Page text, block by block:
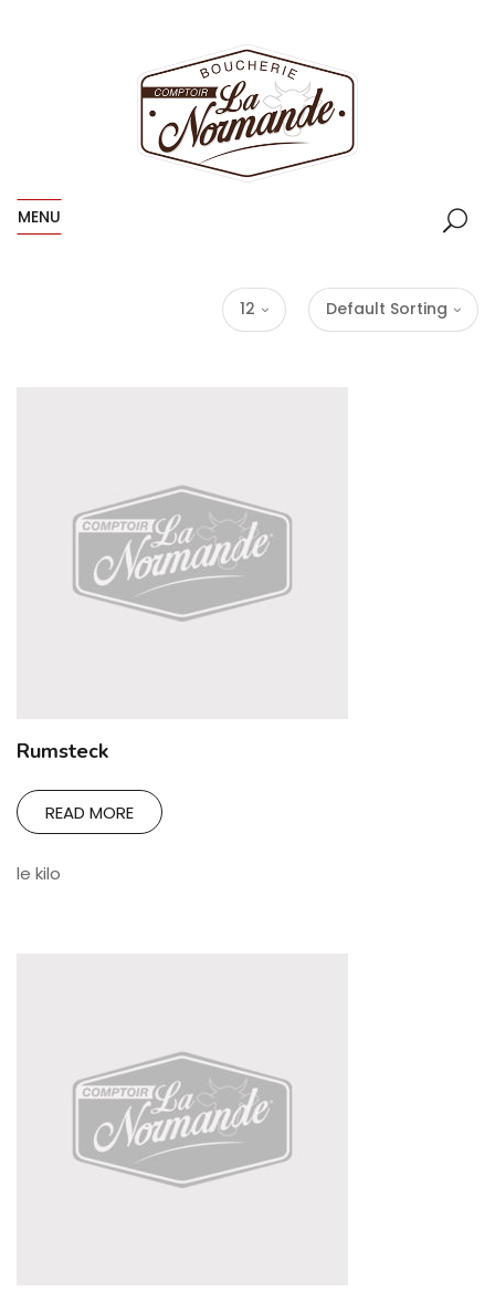
MENU
Default Sorting
12
Rumsteck
READ MORE
le kilo